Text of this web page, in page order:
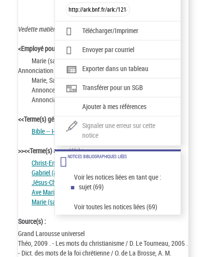
Vedette matière nom commun.S'emploie en tête de vedette.
<Employé pour :
Marie (sainte ; personnage du Nouveau Testament) --
Annonciation
Marie, Sainte Vierge -- Annonciation (épisode biblique)
Annonce faite à Marie (épisode biblique)
Annonciation à la Vierge Marie (épisode biblique)
<<Terme(s) générique(s) :
Bible -- Histoire des événements
>><<Terme(s) associé(s) :
Christ-Emmanuel
Gabriel (archange)
Jésus-Christ -- Conception et naissance virginales
Ave Maria
Marie (sainte ; personnage du Nouveau Testament)
Source(s) :
Grand Larousse universel
Théo, 2009 . - Les mots du christianisme / D. Le Tourneau, 2005 .
- Dict. des mots de la foi chrétienne / O. de La Brosse, A. M.
Télécharger/Imprimer
Envoyer par courriel
Exporter dans un tableau
Transférer pour un SGB
Ajouter à mes références
Signaler une erreur sur cette
notice
NOTICES BIBLIOGRAPHIQUES LIÉES
Voir les notices liées en tant que :
sujet (69)
Voir toutes les notices liées (69)